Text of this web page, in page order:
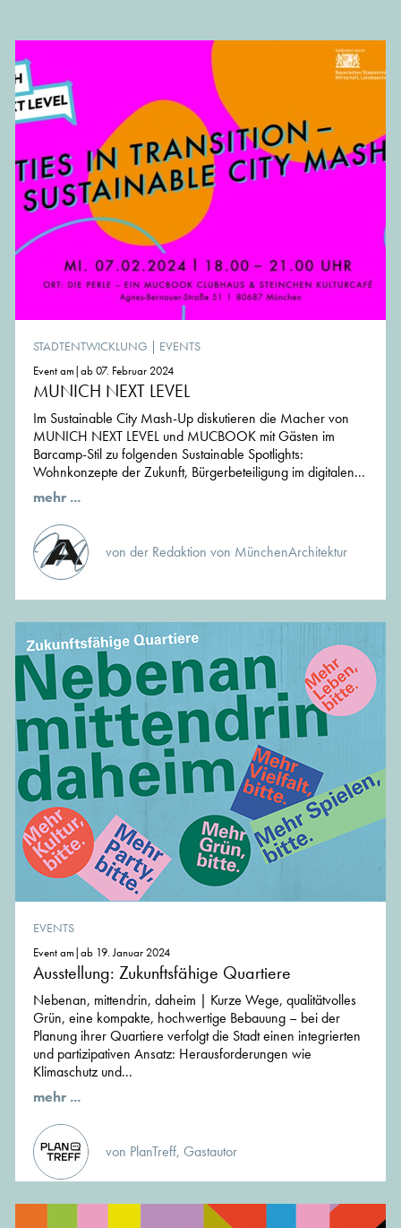
STADTENTWICKLUNG | EVENTS
Event am|ab 07. Februar 2024
MUNICH NEXT LEVEL
Im Sustainable City Mash-Up diskutieren die Macher von
MUNICH NEXT LEVEL und MUCBOOK mit Gästen im
Barcamp-Stil zu folgenden Sustainable Spotlights:
Wohnkonzepte der Zukunft, Bürgerbeteiligung im digitalen...
mehr ...
von der Redaktion von MünchenArchitektur
EVENTS
Event am|ab 19. Januar 2024
Ausstellung: Zukunftsfähige Quartiere
Nebenan, mittendrin, daheim | Kurze Wege, qualitätvolles
Grün, eine kompakte, hochwertige Bebauung – bei der
Planung ihrer Quartiere verfolgt die Stadt einen integrierten
und partizipativen Ansatz: Herausforderungen wie
Klimaschutz und...
mehr ...
von PlanTreff, Gastautor